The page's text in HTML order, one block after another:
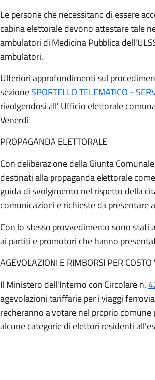
Le persone che necessitano di essere
cabina elettorale devono attestare tale
ambulatori di Medicina Pubblica
ambulatori.
Ulteriori approfondimenti sul
sezioneSPORTELLO TELEMATICO -
rivolgendosi all' Ufficio elettorale
Venerdì
PROPAGANDA ELETTORALE
Con deliberazione della Giunta
destinati alla propaganda elettorale
guida di svolgimento nel rispetto della
comunicazioni e richieste da presentare
Con lo stesso provvedimento sono stati
ai partiti e promotori che hanno
AGEVOLAZIONI E RIMBORSI PER
Il Ministero dell'Interno con Circolare n.
agevolazioni tariffarie per i viaggi
recheranno a votare nel proprio
alcune categorie di elettori residenti